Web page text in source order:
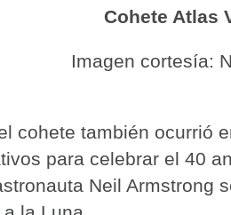
Cohete Atlas
Imagen cortesía:
cohete también ocurrió
para celebrar el 40
Neil Armstrong